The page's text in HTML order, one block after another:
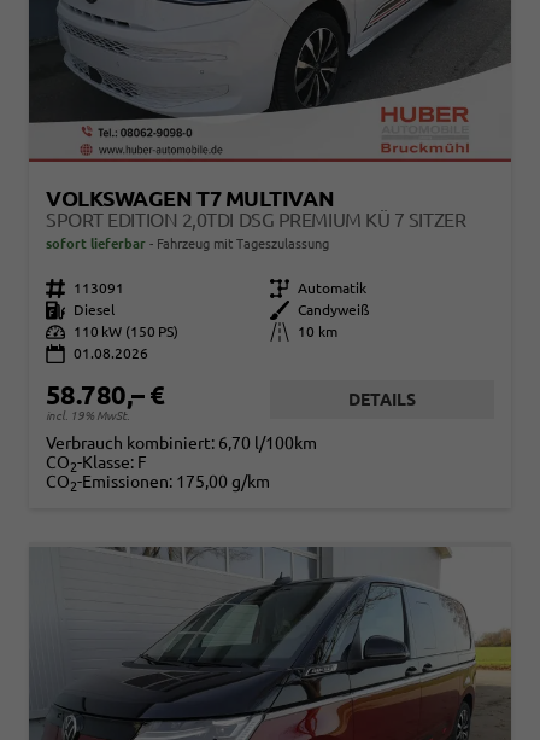
VOLKSWAGEN T7 MULTIVAN
SPORT EDITION 2,0TDI DSG PREMIUM KÜ 7 SITZER
sofort lieferbar Fahrzeug mit Tageszulassung
Fahrzeugnr. 113091 Getriebe Automatik
Kraftstoff
Diesel Außenfarbe
Candyweiß
Leistung
110 kW (150 PS) Kilometerstand
10 km
01.08.2026
58.780,– €
incl. 19% MwSt.
DETAILS
Verbrauch kombiniert: 6,70 l/100km
CO2-Klasse: F
CO2-Emissionen: 175,00 g/km